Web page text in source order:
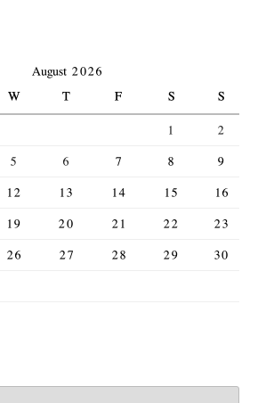
August 2026
W T F S
S
1
2
5 6 7 8
9
12 13 14 15
16
19 20 21 22
23
26 27 28 29
30